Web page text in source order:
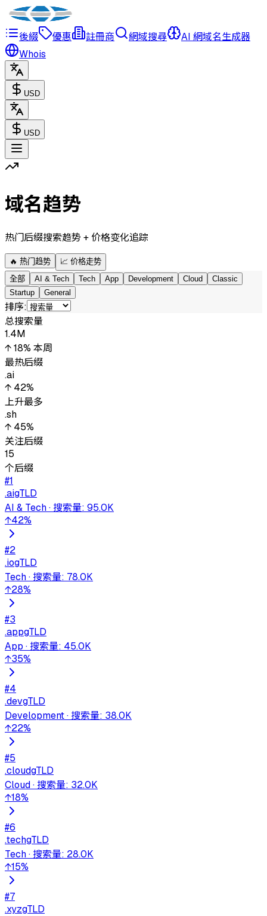
後綴 優惠 註冊商 網域搜尋
AI 網域名生成器
Whois
USD
USD
域名趋势
热门后缀搜索趋势 + 价格变化追踪
🔥 热门趋势 📈 价格走势
全部
AI & Tech Tech App Development Cloud
Classic
Startup
General
排序:
总搜索量
1.4M
↑ 18% 本周
最热后缀
.ai
↑ 42%
上升最多
.sh
↑ 45%
关注后缀
15
个后缀
#1
.aigTLD
AI & Tech· 搜索量: 95.0K
↑42%
#2
.iogTLD
Tech· 搜索量: 78.0K
↑28%
#3
.appgTLD
App · 搜索量: 45.0K
↑35%
#4
.devgTLD
Development· 搜索量: 38.0K
↑22%
#5
.cloudgTLD
Cloud· 搜索量: 32.0K
↑18%
#6
.techgTLD
Tech· 搜索量: 28.0K
↑15%
#7
.xyzgTLD